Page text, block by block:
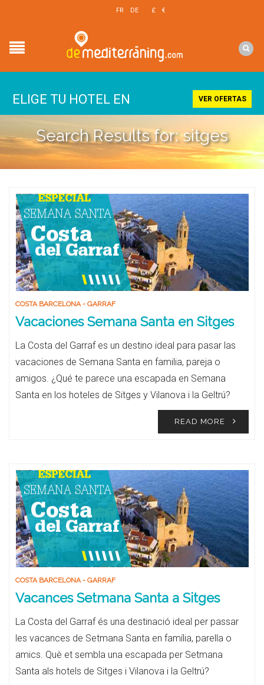
FR DE £ €
ELIGE TU HOTEL EN VER OFERTAS
Search Results for: sitges
COSTA BARCELONA - GARRAF
Vacaciones Semana Santa en Sitges
La Costa del Garraf es un destino ideal para pasar las
vacaciones de Semana Santa en familia, pareja o
amigos. ¿Qué te parece una escapada en Semana
Santa en los hoteles de Sitges y Vilanova i la Geltrú?
READ MORE
COSTA BARCELONA - GARRAF
Vacances Setmana Santa a Sitges
La Costa del Garraf és una destinació ideal per passar
les vacances de Setmana Santa en família, parella o
amics. Què et sembla una escapada per Setmana
Santa als hotels de Sitges i Vilanova i la Geltrú?